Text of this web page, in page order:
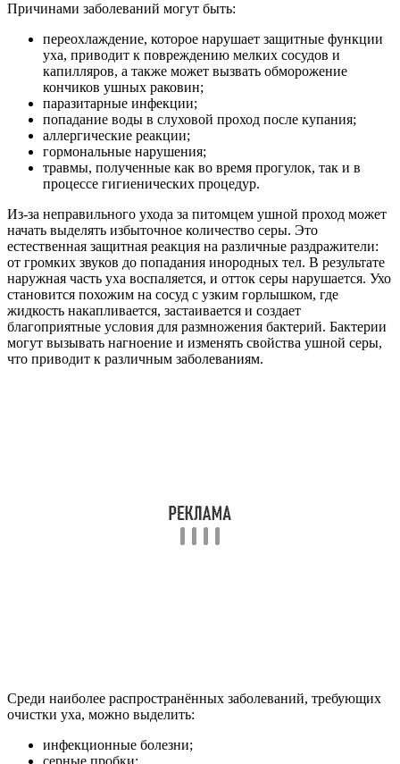
Причинами заболеваний могут быть:
переохлаждение, которое нарушает защитные функции
уха, приводит к повреждению мелких сосудов и
капилляров, а также может вызвать обморожение
кончиков ушных раковин;
паразитарные инфекции;
попадание воды в слуховой проход после купания;
аллергические реакции;
гормональные нарушения;
травмы, полученные как во время прогулок, так и в
процессе гигиенических процедур.
Из-за неправильного ухода за питомцем ушной проход может
начать выделять избыточное количество серы. Это
естественная защитная реакция на различные раздражители:
от громких звуков до попадания инородных тел. В результате
наружная часть уха воспаляется, и отток серы нарушается. Ухо
становится похожим на сосуд с узким горлышком, где
жидкость накапливается, застаивается и создает
благоприятные условия для размножения бактерий. Бактерии
могут вызывать нагноение и изменять свойства ушной серы,
что приводит к различным заболеваниям.
Среди наиболее распространённых заболеваний, требующих
очистки уха, можно выделить:
инфекционные болезни;
серные пробки;